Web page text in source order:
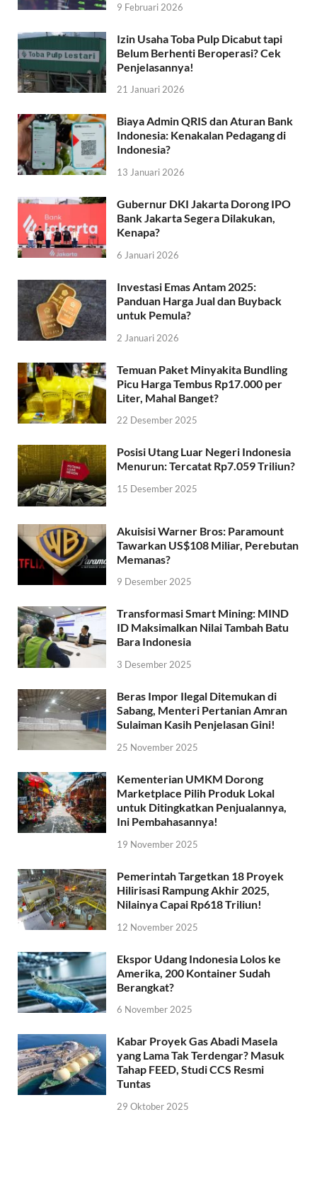
9 Februari 2026
Izin Usaha Toba Pulp Dicabut tapi
Belum Berhenti Beroperasi? Cek
Penjelasannya!
21 Januari 2026
Biaya Admin QRIS dan Aturan Bank
Indonesia: Kenakalan Pedagang di
Indonesia?
13 Januari 2026
Gubernur DKI Jakarta Dorong IPO
Bank Jakarta Segera Dilakukan,
Kenapa?
6 Januari 2026
Investasi Emas Antam 2025:
Panduan Harga Jual dan Buyback
untuk Pemula?
2 Januari 2026
Temuan Paket Minyakita Bundling
Picu Harga Tembus Rp17.000 per
Liter, Mahal Banget?
22 Desember 2025
Posisi Utang Luar Negeri Indonesia
Menurun: Tercatat Rp7.059 Triliun?
15 Desember 2025
Akuisisi Warner Bros: Paramount
Tawarkan US$108 Miliar, Perebutan
Memanas?
9 Desember 2025
Transformasi Smart Mining: MIND
ID Maksimalkan Nilai Tambah Batu
Bara Indonesia
3 Desember 2025
Beras Impor Ilegal Ditemukan di
Sabang, Menteri Pertanian Amran
Sulaiman Kasih Penjelasan Gini!
25 November 2025
Kementerian UMKM Dorong
Marketplace Pilih Produk Lokal
untuk Ditingkatkan Penjualannya,
Ini Pembahasannya!
19 November 2025
Pemerintah Targetkan 18 Proyek
Hilirisasi Rampung Akhir 2025,
Nilainya Capai Rp618 Triliun!
12 November 2025
Ekspor Udang Indonesia Lolos ke
Amerika, 200 Kontainer Sudah
Berangkat?
6 November 2025
Kabar Proyek Gas Abadi Masela
yang Lama Tak Terdengar? Masuk
Tahap FEED, Studi CCS Resmi
Tuntas
29 Oktober 2025